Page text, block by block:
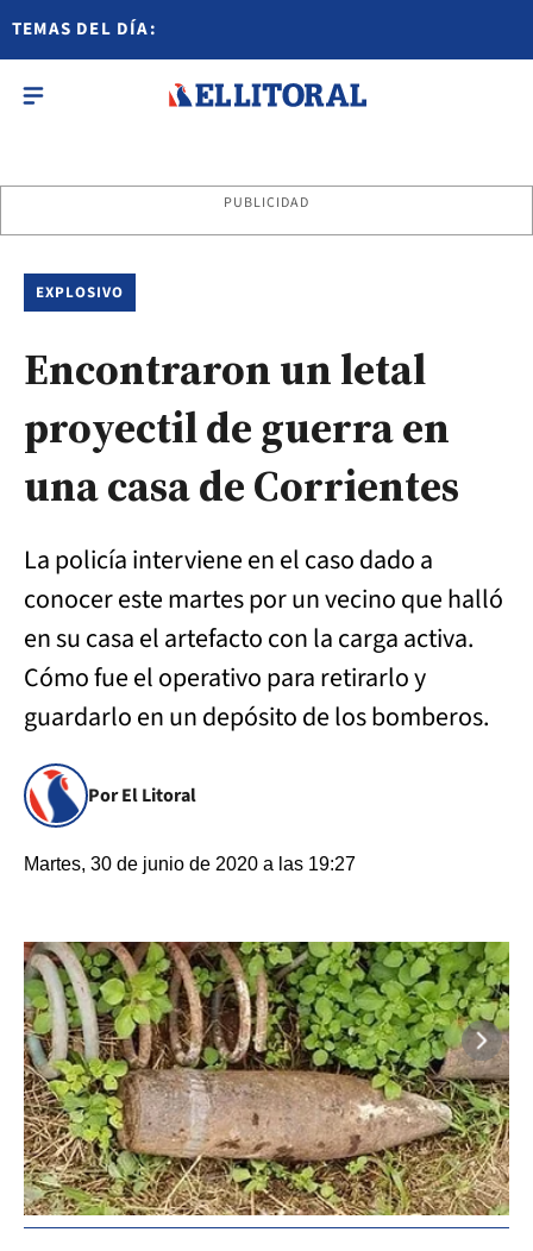
TEMAS DEL DÍA:
PUBLICIDAD
EXPLOSIVO
Encontraron un letal
proyectil de guerra en
una casa de Corrientes
La policía interviene en el caso dado a
conocer este martes por un vecino que halló
en su casa el artefacto con la carga activa.
Cómo fue el operativo para retirarlo y
guardarlo en un depósito de los bomberos.
Por El Litoral
Martes, 30 de junio de 2020 a las 19:27